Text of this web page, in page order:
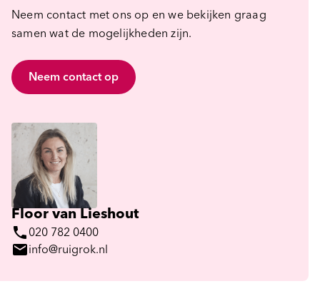
Neem contact met ons op en we bekijken graag
samen wat de mogelijkheden zijn.
Neem contact op
Floor van Lieshout
phone 020 782 0400
mailinfo@ruigrok.nl